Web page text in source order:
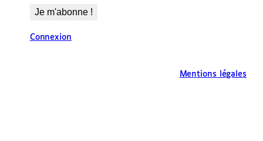
Connexion
Mentions légales